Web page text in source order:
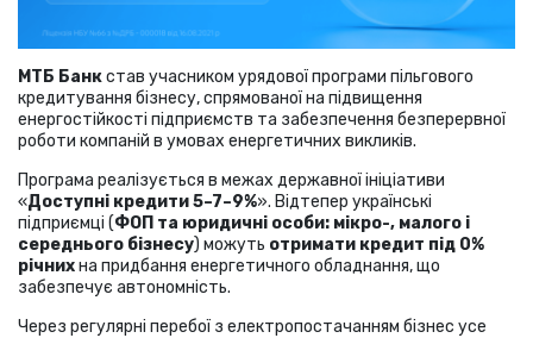
МТБ Банкстав учасником урядової програми пільгового
кредитування бізнесу, спрямованої на підвищення
енергостійкості підприємств та забезпечення безперервної
роботи компаній в умовах енергетичних викликів.
Програма реалізується в межах державної ініціативи
«Доступні кредити 5–7–9%». Відтепер українські
підприємці (ФОП та юридичні особи: мікро-, малого і
середнього бізнесу) можуть отримати кредит під 0%
річнихна придбання енергетичного обладнання, що
забезпечує автономність.
Через регулярні перебої з електропостачанням бізнес усе